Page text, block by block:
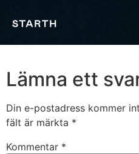
Lämna ett
Din e-postadress kommer
fält är märkta *
Kommentar *